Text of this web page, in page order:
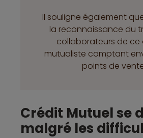
Il souligne également
la reconnaissance du
collaborateurs de ce
mutualiste comptant
points de
Crédit Mutuel se
malgré les